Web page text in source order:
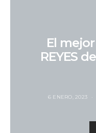
El mejor
REYES
6 ENERO, 2023